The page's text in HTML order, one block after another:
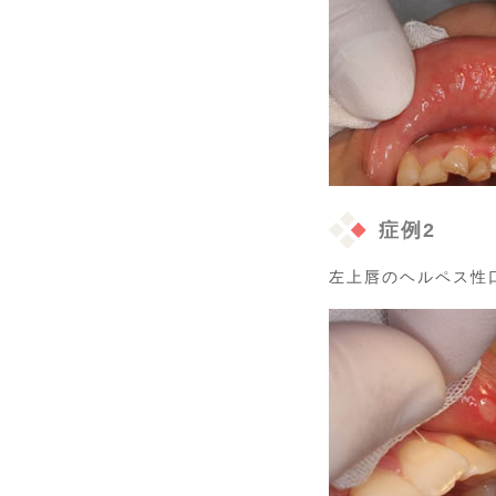
症例2
左上唇のヘルペス性